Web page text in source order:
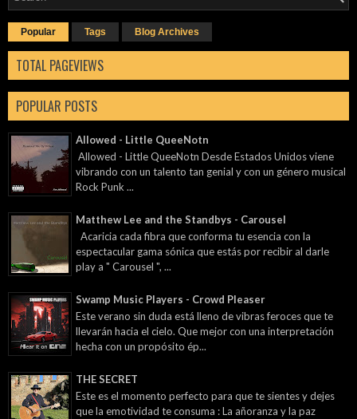
Popular Tags Blog Archives
TOTAL PAGEVIEWS
POPULAR POSTS
Allowed - Little QueeNotn
Allowed - Little QueeNotn Desde Estados Unidos viene
vibrando con un talento tan genial y con un género musical
Rock Punk ...
Matthew Lee and the Standbys - Carousel
Acaricia cada fibra que conforma tu esencia con la
espectacular gama sónica que estás por recibir al darle
play a " Carousel ", ...
Swamp Music Players - Crowd Pleaser
Este verano sin duda está lleno de vibras feroces que te
llevarán hacia el cielo. Que mejor con una interpretación
hecha con un propósito ép...
THE SECRET
Este es el momento perfecto para que te sientes y dejes
que la emotividad te consuma : La añoranza y la paz